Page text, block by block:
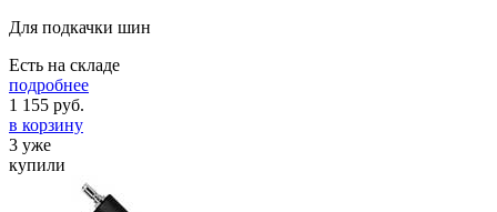
Для подкачки шин
Есть на складе
подробнее
1 155 руб.
в корзину
3 уже
купили